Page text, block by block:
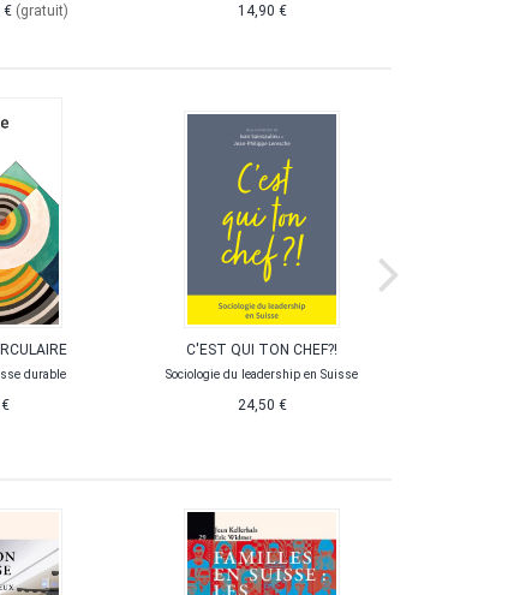
€ (gratuit) 14,90 €
durable
C'EST QUI TON CHEF?!
Sociologie du leadership en Suisse
24,50 €